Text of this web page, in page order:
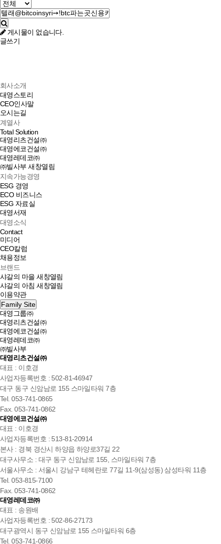
게시물이 없습니다.
글쓰기
회사소개
대영스토리
CEO인사말
오시는길
계열사
Total Solution
대영리츠건설㈜
대영에코건설㈜
대영레데코㈜
㈜빌사부새창열림
지속가능경영
ESG 경영
ECO 비즈니스
ESG 자료실
대영서재
대영소식
Contact
미디어
CEO칼럼
채용정보
브랜드
샤갈의 마을새창열림
샤갈의 아침새창열림
이용약관
Family Site
대영그룹㈜
대영리츠건설㈜
대영에코건설㈜
대영레데코㈜
㈜빌사부
대영리츠건설㈜
대표 : 이호경
사업자등록번호 : 502-81-46947
대구 동구 신암남로 155 스마일타워 7층
Tel. 053-741-0865
Fax. 053-741-0862
대영에코건설㈜
대표 : 이호경
사업자등록번호 : 513-81-20914
본사 : 경북 경산시 하양읍 하양로37길 22
대구사무소 : 대구 동구 신암남로 155, 스마일타워 7층
서울사무소 : 서울시 강남구 테헤란로 77길 11-9(삼성동) 삼성타워 11층
Tel. 053-815-7100
Fax. 053-741-0862
대영레데코㈜
대표 : 송원배
사업자등록번호 : 502-86-27173
대구광역시 동구 신암남로 155 스마일타워 6층
Tel. 053-741-0866